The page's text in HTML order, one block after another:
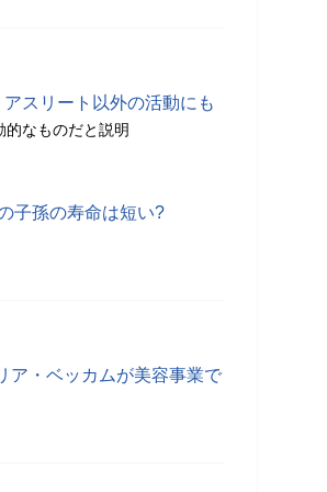
スリート以外の活動にも
なものだと説明
子孫の寿命は短い?
ア・ベッカムが美容事業で